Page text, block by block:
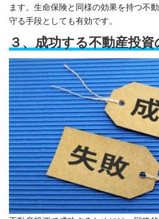
ます。生命保険と同様の効果を持つ不
守る手段としても有効です。
３、成功する不動産投